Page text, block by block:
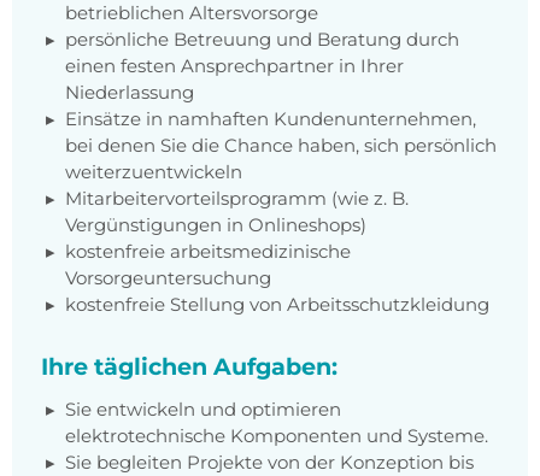
betrieblichen Altersvorsorge
persönliche Betreuung und Beratung durch
einen festen Ansprechpartner in Ihrer
Niederlassung
Einsätze in namhaften Kundenunternehmen,
bei denen Sie die Chance haben, sich persönlich
weiterzuentwickeln
Mitarbeitervorteilsprogramm (wie z. B.
Vergünstigungen in Onlineshops)
kostenfreie arbeitsmedizinische
Vorsorgeuntersuchung
kostenfreie Stellung von Arbeitsschutzkleidung
Ihre täglichen Aufgaben:
Sie entwickeln und optimieren
elektrotechnische Komponenten und Systeme.
Sie begleiten Projekte von der Konzeption bis